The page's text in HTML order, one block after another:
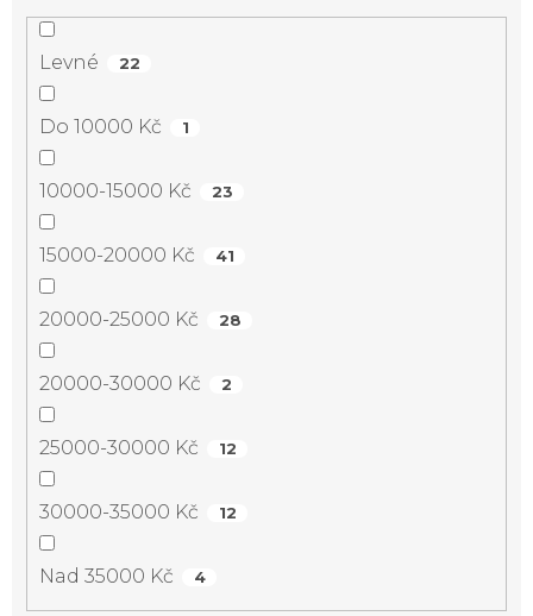
Levné 22
Do 10000 Kč 1
10000-15000 Kč 23
15000-20000 Kč 41
20000-25000 Kč 28
20000-30000 Kč 2
25000-30000 Kč 12
30000-35000 Kč 12
Nad 35000 Kč 4